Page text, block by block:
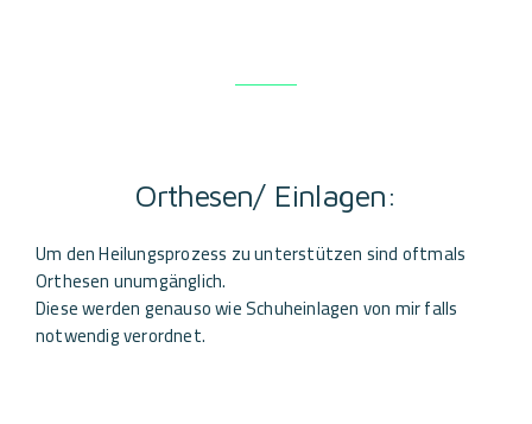
Orthesen/ Einlagen:
Um den Heilungsprozess zu unterstützen sind oftmals
Orthesen unumgänglich.
Diese werden genauso wie Schuheinlagen von mir falls
notwendig verordnet.